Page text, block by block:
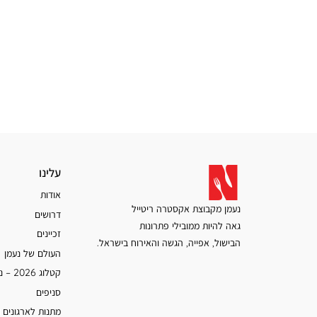
נעמן מקבוצת אקסטרה ריטייל
גאה להיות ממובילי פתרונות
הבישול, אפייה, הגשה והאירוח בישראל.
עלינו
עלינו
אודות
דרושים
זכיינים
העולם של נעמן
קטלוג 2026 – נעמן
סניפים
מתנות לארגונים